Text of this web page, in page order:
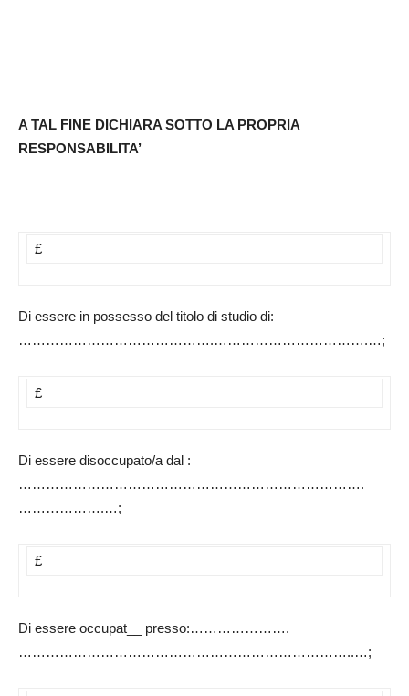
A TAL FINE DICHIARA SOTTO LA PROPRIA
RESPONSABILITA’
£
Di essere in possesso del titolo di studio di:
…………………………………….…………………………….…;
£
Di essere disoccupato/a dal :
………………………………………………………………….
……………….…;
£
Di essere occupat__ presso:………………….
………………………………………………………………..…;